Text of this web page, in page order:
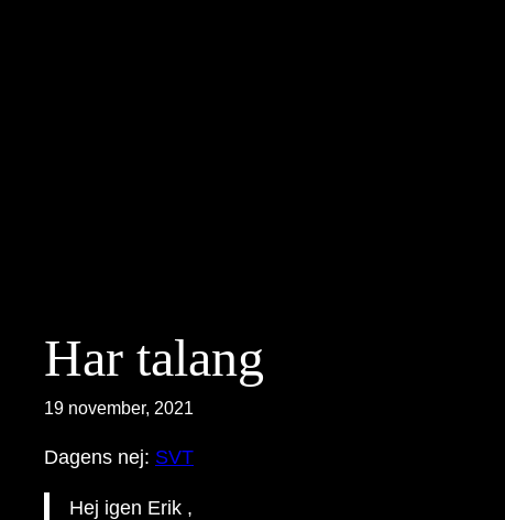
Har talang
19 november, 2021
Dagens nej: SVT
Hej igen Erik ,